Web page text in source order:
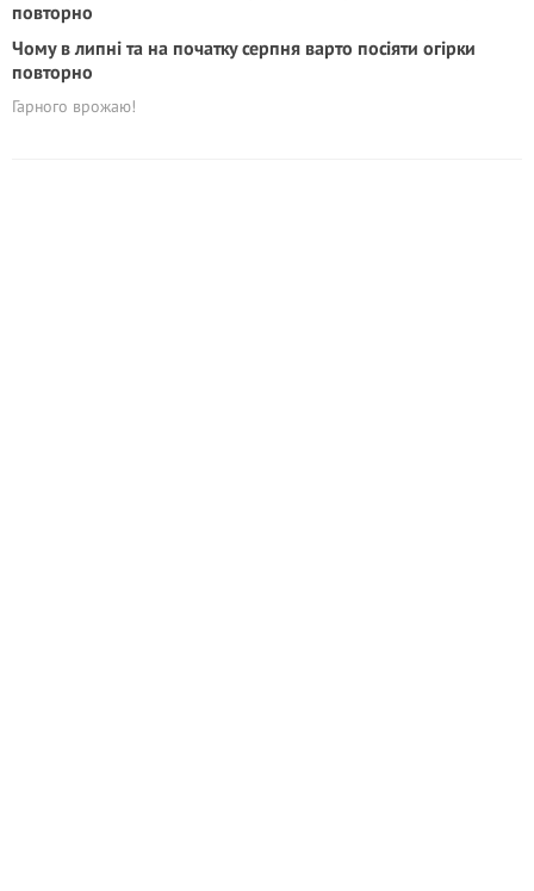
Чому в липні та на початку серпня варто посіяти огірки
повторно
Гарного врожаю!